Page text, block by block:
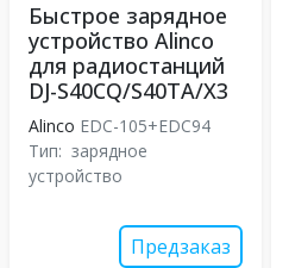
Быстрое зарядное
устройство Alinco
для радиостанций
DJ-S40CQ/S40TA/X3
Alinco EDC-105+EDC94
Тип: зарядное
устройство
Предзаказ